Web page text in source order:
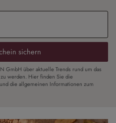
sichern
GmbH über aktuelle Trends rund um das
werden. Hier finden Sie die
die allgemeinen Informationen zum